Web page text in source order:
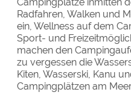
Radfahren, Walken und
ein, Wellness auf dem
Sport- und
machen den
zu vergessen die
Kiten, Wasserski, Kanu
Campingplätzen am